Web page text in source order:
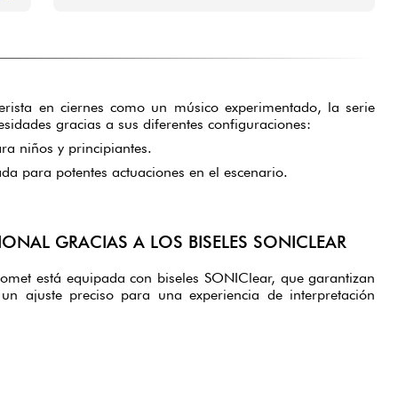
en ciernes como un músico experimentado, la serie
gracias a sus diferentes configuraciones:
niños y principiantes.
para potentes actuaciones en el escenario.
GRACIAS A LOS BISELES SONICLEAR
está equipada con biseles SONIClear, que garantizan
ajuste preciso para una experiencia de interpretación